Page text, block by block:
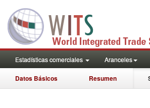
Estadísticas comerciales Aranceles
Datos Básicos Resumen